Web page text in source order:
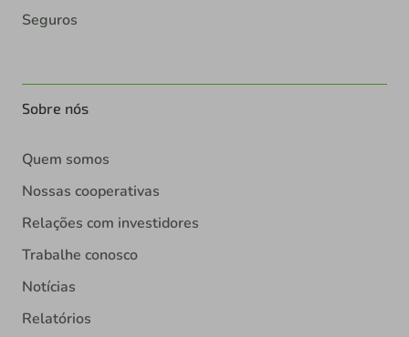
Seguros
Sobre nós
Quem somos
Nossas cooperativas
Relações com investidores
Trabalhe conosco
Notícias
Relatórios